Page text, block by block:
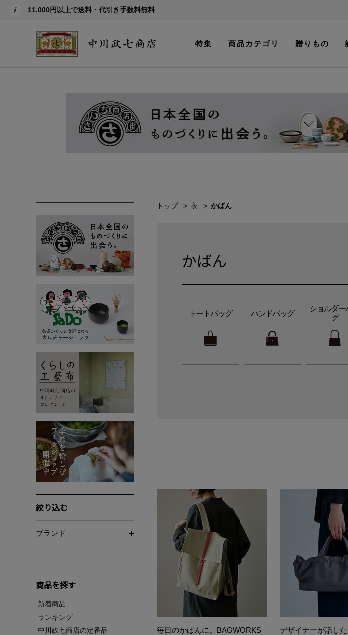
11,000円以上で送料・代引き手数料無料
特集 商品カテゴリ 贈りもの
絞り込む
ブランド
商品を探す
新着商品
ランキング
中川政七商店の定番品
トップ 衣 かばん
かばん
トートバッグ ハンドバッグ
ショルダー
グ
毎日のかばんに。BAGWORKS
デザイナーが話し